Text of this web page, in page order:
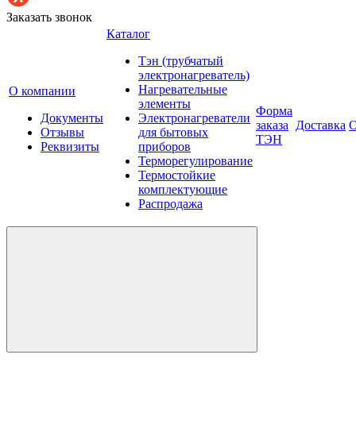
Заказать звонок
О компании
Документы
Отзывы
Реквизиты
Каталог
Тэн (трубчатый
электронагреватель)
Нагревательные
элементы
Электронагреватели
для бытовых
приборов
Терморегулирование
Термостойкие
комплектующие
Распродажа
Форма
заказа
ТЭН
Доставка